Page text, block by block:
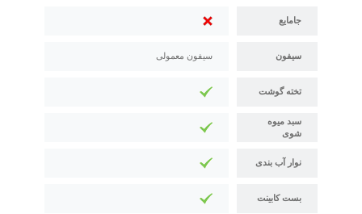
جامایع
سیفون سیفون معمولی
تخته گوشت
سبد میوه
شوی
نوار آب بندی
بست کابینت